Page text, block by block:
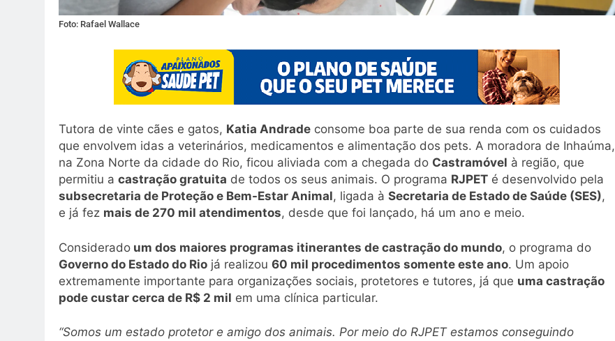
Foto: Rafael Wallace
Tutora de vinte cães e gatos, Katia Andrade consome boa parte de sua renda com os cuidados
que envolvem idas a veterinários, medicamentos e alimentação dos pets. A moradora de Inhaúma,
na Zona Norte da cidade do Rio, ficou aliviada com a chegada do Castramóvel à região, que
permitiu a castração gratuita de todos os seus animais. O programa RJPET é desenvolvido pela
subsecretaria de Proteção e Bem-Estar Animal, ligada à Secretaria de Estado de Saúde (SES),
e já fez mais de 270 mil atendimentos, desde que foi lançado, há um ano e meio.
Considerado um dos maiores programas itinerantes de castração do mundo, o programa do
Governo do Estado do Rio já realizou 60 mil procedimentos somente este ano. Um apoio
extremamente importante para organizações sociais, protetores e tutores, já que uma castração
pode custar cerca de R$ 2 mil em uma clínica particular.
“Somos um estado protetor e amigo dos animais. Por meio do RJPET estamos conseguindo